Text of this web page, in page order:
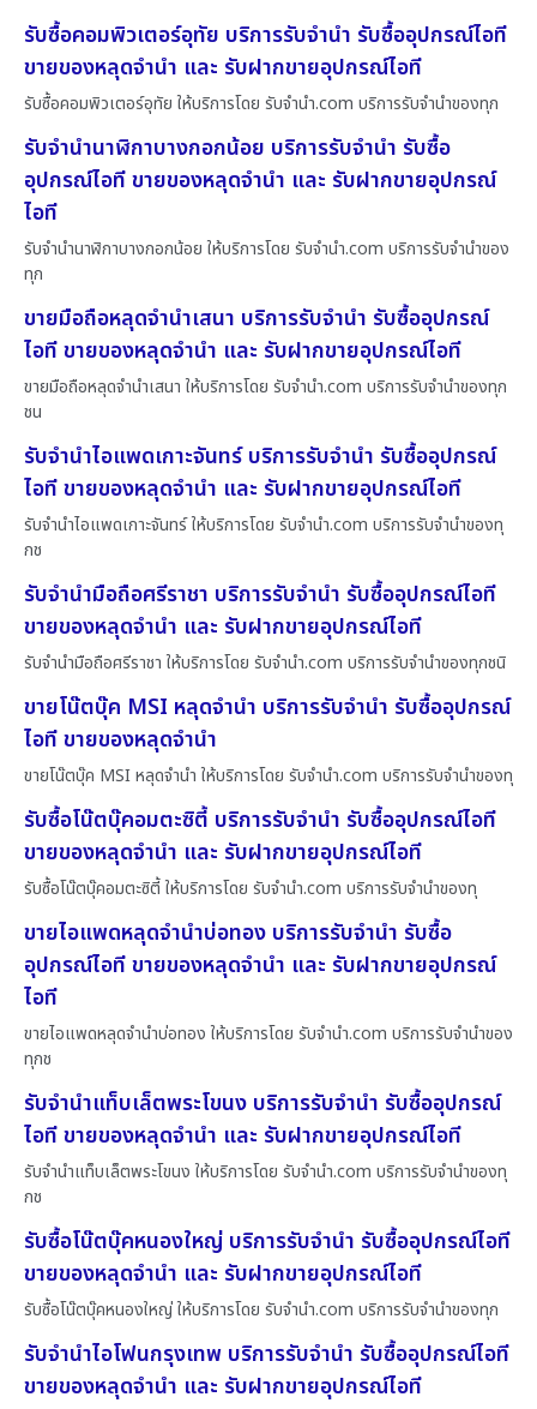
รับซื้อคอมพิวเตอร์อุทัย บริการรับจำนำ รับซื้ออุปกรณ์ไอที
ขายของหลุดจำนำ และ รับฝากขายอุปกรณ์ไอที
รับซื้อคอมพิวเตอร์อุทัย ให้บริการโดย รับจํานํา.com บริการรับจำนำของทุก
รับจำนำนาฬิกาบางกอกน้อย บริการรับจำนำ รับซื้อ
อุปกรณ์ไอที ขายของหลุดจำนำ และ รับฝากขายอุปกรณ์
ไอที
รับจำนำนาฬิกาบางกอกน้อย ให้บริการโดย รับจํานํา.com บริการรับจำนำของ
ทุก
ขายมือถือหลุดจำนำเสนา บริการรับจำนำ รับซื้ออุปกรณ์
ไอที ขายของหลุดจำนำ และ รับฝากขายอุปกรณ์ไอที
ขายมือถือหลุดจำนำเสนา ให้บริการโดย รับจํานํา.com บริการรับจำนำของทุก
ชน
รับจำนำไอแพดเกาะจันทร์ บริการรับจำนำ รับซื้ออุปกรณ์
ไอที ขายของหลุดจำนำ และ รับฝากขายอุปกรณ์ไอที
รับจำนำไอแพดเกาะจันทร์ ให้บริการโดย รับจํานํา.com บริการรับจำนำของทุ
กช
รับจำนำมือถือศรีราชา บริการรับจำนำ รับซื้ออุปกรณ์ไอที
ขายของหลุดจำนำ และ รับฝากขายอุปกรณ์ไอที
รับจำนำมือถือศรีราชา ให้บริการโดย รับจํานํา.com บริการรับจำนำของทุกชนิ
ขายโน๊ตบุ๊ค MSI หลุดจำนำ บริการรับจำนำ รับซื้ออุปกรณ์
ไอที ขายของหลุดจำนำ
ขายโน๊ตบุ๊ค MSI หลุดจำนำ ให้บริการโดย รับจํานํา.com บริการรับจำนำของทุ
รับซื้อโน๊ตบุ๊คอมตะซิตี้ บริการรับจำนำ รับซื้ออุปกรณ์ไอที
ขายของหลุดจำนำ และ รับฝากขายอุปกรณ์ไอที
รับซื้อโน๊ตบุ๊คอมตะซิตี้ ให้บริการโดย รับจํานํา.com บริการรับจำนำของทุ
ขายไอแพดหลุดจำนำบ่อทอง บริการรับจำนำ รับซื้อ
อุปกรณ์ไอที ขายของหลุดจำนำ และ รับฝากขายอุปกรณ์
ไอที
ขายไอแพดหลุดจำนำบ่อทอง ให้บริการโดย รับจํานํา.com บริการรับจำนำของ
ทุกช
รับจำนำแท็บเล็ตพระโขนง บริการรับจำนำ รับซื้ออุปกรณ์
ไอที ขายของหลุดจำนำ และ รับฝากขายอุปกรณ์ไอที
รับจำนำแท็บเล็ตพระโขนง ให้บริการโดย รับจํานํา.com บริการรับจำนำของทุ
กช
รับซื้อโน๊ตบุ๊คหนองใหญ่ บริการรับจำนำ รับซื้ออุปกรณ์ไอที
ขายของหลุดจำนำ และ รับฝากขายอุปกรณ์ไอที
รับซื้อโน๊ตบุ๊คหนองใหญ่ ให้บริการโดย รับจํานํา.com บริการรับจำนำของทุก
รับจำนำไอโฟนกรุงเทพ บริการรับจำนำ รับซื้ออุปกรณ์ไอที
ขายของหลุดจำนำ และ รับฝากขายอุปกรณ์ไอที